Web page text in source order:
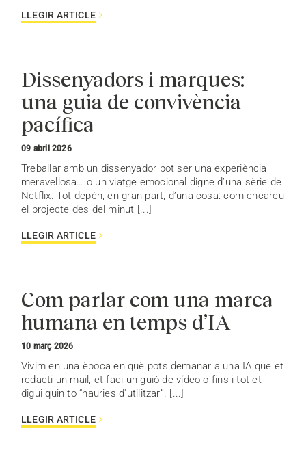
LLEGIR ARTICLE
Dissenyadors i marques:
una guia de convivència
pacífica
09 abril 2026
Treballar amb un dissenyador pot ser una experiència
meravellosa… o un viatge emocional digne d’una sèrie de
Netflix. Tot depèn, en gran part, d’una cosa: com encareu
el projecte des del minut [...]
LLEGIR ARTICLE
Com parlar com una marca
humana en temps d’IA
10 març 2026
Vivim en una època en què pots demanar a una IA que et
redacti un mail, et faci un guió de vídeo o fins i tot et
digui quin to “hauries d'utilitzar”. [...]
LLEGIR ARTICLE